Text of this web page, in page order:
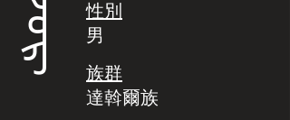
性別
男
族群
達斡爾族